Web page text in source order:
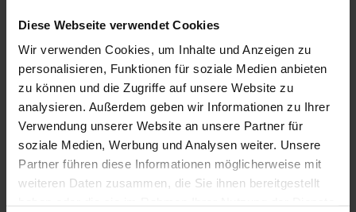
Diese Webseite verwendet Cookies
Wir verwenden Cookies, um Inhalte und Anzeigen zu
personalisieren, Funktionen für soziale Medien anbieten
zu können und die Zugriffe auf unsere Website zu
analysieren. Außerdem geben wir Informationen zu Ihrer
Verwendung unserer Website an unsere Partner für
soziale Medien, Werbung und Analysen weiter. Unsere
Partner führen diese Informationen möglicherweise mit
weiteren Daten zusammen, die Sie ihnen bereitgestellt
Theaterwissenschaft
Mehr erfahren